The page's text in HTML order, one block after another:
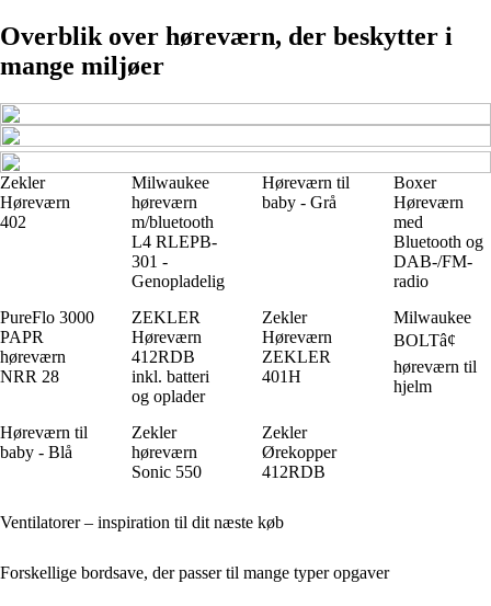
Overblik over høreværn, der beskytter i
mange miljøer
Zekler
Høreværn
402
Milwaukee
høreværn
m/bluetooth
L4 RLEPB-
301 -
Genopladelig
Høreværn til
baby - Grå
Boxer
Høreværn
med
Bluetooth og
DAB-/FM-
radio
PureFlo 3000
PAPR
høreværn
NRR 28
ZEKLER
Høreværn
412RDB
inkl. batteri
og oplader
Zekler
Høreværn
ZEKLER
401H
Milwaukee
BOLTâ¢
høreværn til
hjelm
Høreværn til
baby - Blå
Zekler
høreværn
Sonic 550
Zekler
Ørekopper
412RDB
Ventilatorer – inspiration til dit næste køb
Forskellige bordsave, der passer til mange typer opgaver